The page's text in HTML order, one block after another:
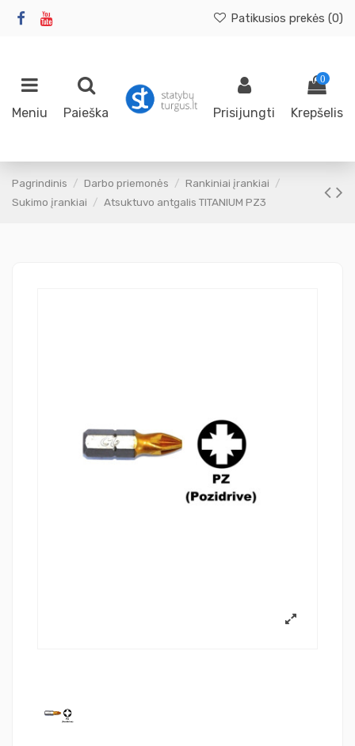
Patikusios prekės (0)
Meniu Paieška Prisijungti
0
Krepšelis
Pagrindinis Darbo priemonės
Rankiniai įrankiai
Sukimo įrankiai
Atsuktuvo antgalis TITANIUM PZ3